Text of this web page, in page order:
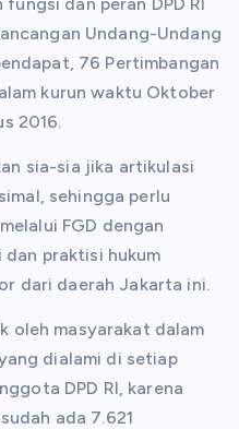
Undang-Undang
76 Pertimbangan
kurun waktu Oktober
2016.
sia-sia jika artikulasi
sehingga perlu
FGD dengan
dan praktisi hukum
dari daerah Jakarta ini.
oleh masyarakat dalam
dialami di setiap
DPD RI, karena
ada 7.621